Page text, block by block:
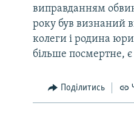
виправданням
року був визнаний
колеги і родина
більше посмертне,
Поділитись